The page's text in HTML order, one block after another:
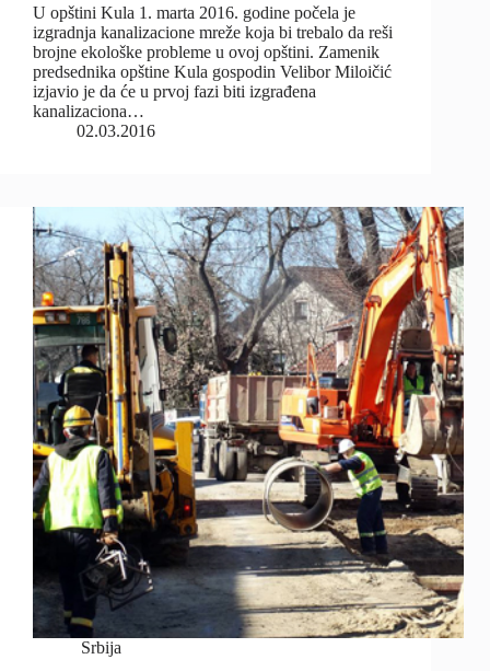
U opštini Kula 1. marta 2016. godine počela je
izgradnja kanalizacione mreže koja bi trebalo da reši
brojne ekološke probleme u ovoj opštini. Zamenik
predsednika opštine Kula gospodin Velibor Miloičić
izjavio je da će u prvoj fazi biti izgrađena
kanalizaciona…
02.03.2016
Srbija